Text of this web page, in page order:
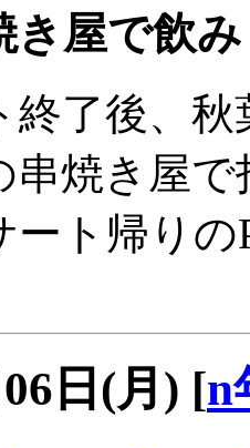
き屋で飲み
終了後、
串焼き屋
ート帰り
日(月) [n